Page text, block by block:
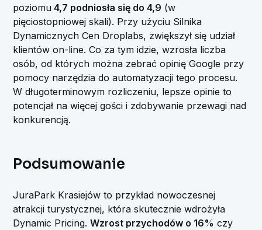
poziomu 4,7 podniosła się do 4,9 (w
pięciostopniowej skali). Przy użyciu Silnika
Dynamicznych Cen Droplabs, zwiększył się udział
klientów on-line. Co za tym idzie, wzrosła liczba
osób, od których można zebrać opinię Google przy
pomocy narzędzia do automatyzacji tego procesu.
W długoterminowym rozliczeniu, lepsze opinie to
potencjał na więcej gości i zdobywanie przewagi nad
konkurencją.
Podsumowanie
JuraPark Krasiejów to przykład nowoczesnej
atrakcji turystycznej, która skutecznie wdrożyła
Dynamic Pricing.Wzrost przychodów o 16% czy